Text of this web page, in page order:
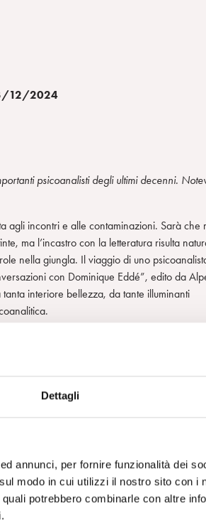
Dettagli
annunci, per fornire funzionalità dei
modo in cui utilizzi il nostro sito con i
potrebbero combinarle con altre
3/12/2024
psicoanalisti degli ultimi decenni.
agli incontri e alle contaminazioni. Sarà che
ma l’incastro con la letteratura risulta
nella giungla. Il viaggio di uno
con Dominique Eddé”, edito da
interiore bellezza, da tante illuminanti
la psicoanalisi a guardare, prima
è presupposto materiale e oggetto di
al quale rivolgerà qualche tempo dopo, in un
divenne celebre, la cura
come ‘Talking cure’ da quella paziente che
Anna O., nonostante se ne conosca ormai